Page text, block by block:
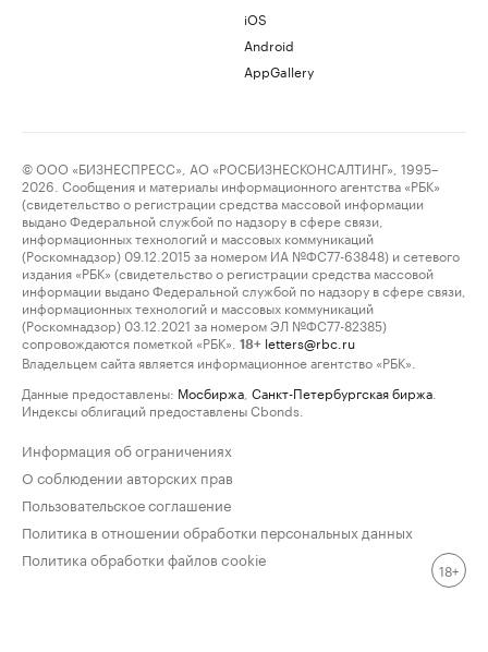
iOS
Android
AppGallery
© ООО «БИЗНЕСПРЕСС», АО «РОСБИЗНЕСКОНСАЛТИНГ», 1995–
2026. Сообщения и материалы информационного агентства «РБК»
(свидетельство о регистрации средства массовой информации
выдано Федеральной службой по надзору в сфере связи,
информационных технологий и массовых коммуникаций
(Роскомнадзор) 09.12.2015 за номером ИА №ФС77-63848) и сетевого
издания «РБК» (свидетельство о регистрации средства массовой
информации выдано Федеральной службой по надзору в сфере связи,
информационных технологий и массовых коммуникаций
(Роскомнадзор) 03.12.2021 за номером ЭЛ №ФС77-82385)
сопровождаются пометкой «РБК».
18+ letters@rbc.ru
Владельцем сайта является информационное агентство «РБК».
Данные предоставлены: Мосбиржа Санкт-Петербургская биржа
Индексы облигаций предоставлены Cbonds.
Информация об ограничениях
О соблюдении авторских прав
Пользовательское соглашение
Политика в отношении обработки персональных данных
Политика обработки файлов cookie
18+